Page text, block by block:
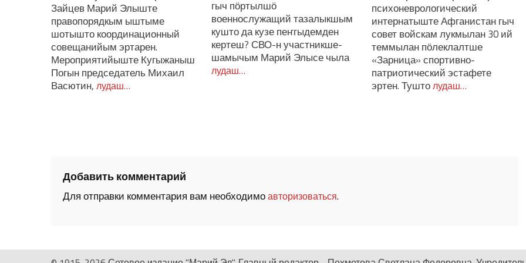
Зайцев Марий Элыште
правопорядкым ыштыме
шотышто координационный
совещанийым эртарен.
Мероприятийыште Кугыжаныш
Погын председатель Михаил
Васютин, лудаш…
гыч пӧртылшӧ
военнослужащий тазалыкшым
кушто да кузе пеҥгыдемден
кертеш? СВО-н участникше-
шамычым Марий Элысе чыла
лудаш…
психоневрологический
интернатыште Афганистан гыч
совет войскам лукмылан 30 ий
теммылан пӧлеклалтше
«Зарница» спортивно-
патриотический эстафете
эртен. Туштолудаш…
Добавить комментарий
Для отправки комментария вам необходимоавторизоваться.